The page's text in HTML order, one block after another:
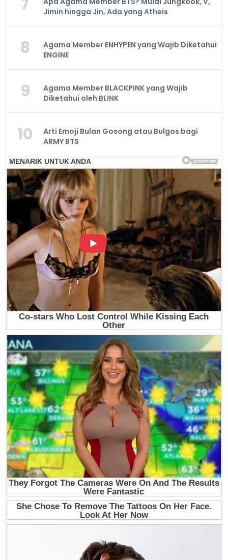
7
Jimin hingga Jin, Ada yang Atheis
8
Agama Member ENHYPEN yang Wajib Diketahui
ENGINE
9
Agama Member BLACKPINK yang Wajib
Diketahui oleh BLINK
10
Arti Emoji Bulan Gosong atau Bulgos bagi
ARMY BTS